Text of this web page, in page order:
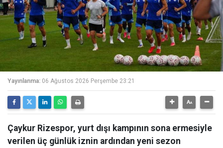
Yayınlanma: 06 Ağustos 2026 Perşembe 23:21
Çaykur Rizespor, yurt dışı kampının sona ermesiyle
verilen üç günlük iznin ardından yeni sezon